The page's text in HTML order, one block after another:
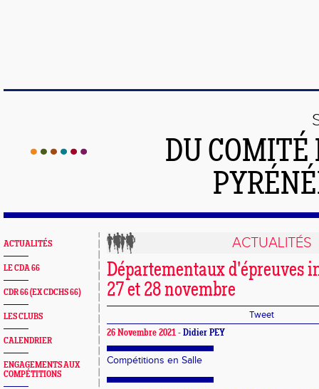
DU
ACTUALITÉS
LE CDA 66
CDR 66 (EX CDCHS 66)
LES CLUBS
CALENDRIER
ENGAGEMENTS AUX
COMPÉTITIONS
ACTUALITÉS
Départementaux d'épreuves
27 et 28 novembre
Tweet
26 Novembre 2021 - Didier PEY
Compétitions en Salle